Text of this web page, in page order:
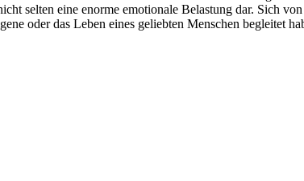
selten eine enorme emotionale Belastung dar. Sich
oder das Leben eines geliebten Menschen begleitet